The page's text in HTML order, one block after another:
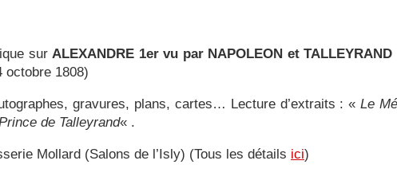
surALEXANDRE 1er vu par NAPOLEON et TALLEYRAND
octobre 1808)
gravures, plans, cartes… Lecture d’extraits : «Le
de Talleyrand« .
Mollard (Salons de l’Isly) (Tous les détails ici)